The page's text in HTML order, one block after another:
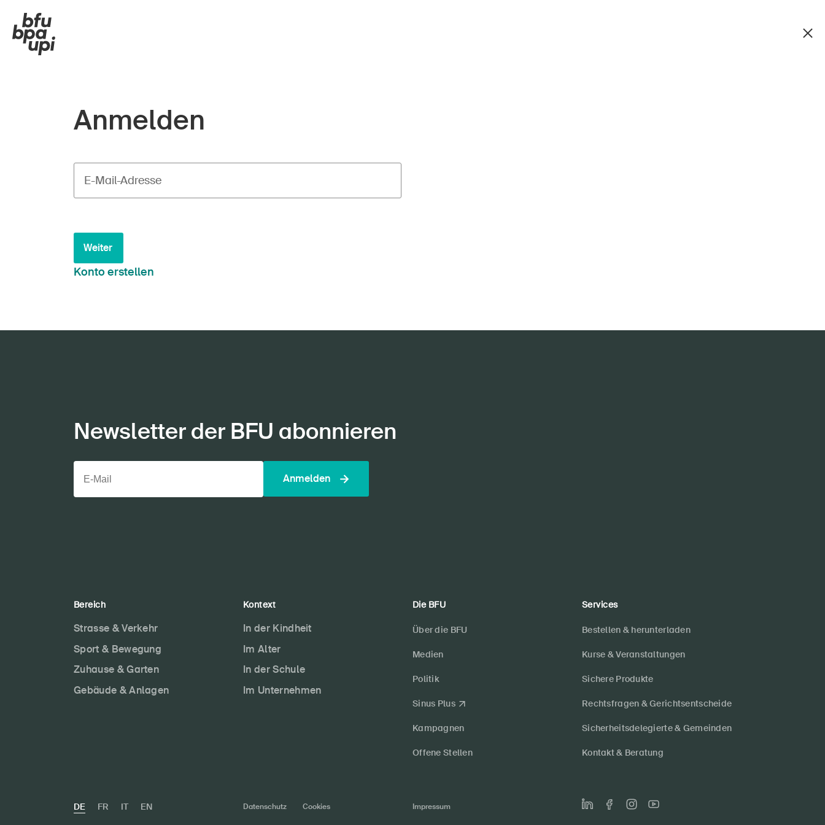
Anmelden
E-Mail-Adresse
Weiter
Konto erstellen
Newsletter der BFU abonnieren
Anmelden
Bereich
Strasse & Verkehr
Sport & Bewegung
Zuhause & Garten
Gebäude & Anlagen
Kontext
In der Kindheit
Im Alter
In der Schule
Im Unternehmen
Die BFU
Über die BFU
Medien
Politik
Sinus Plus
Kampagnen
Offene Stellen
Services
Bestellen & herunterladen
Kurse & Veranstaltungen
Sichere Produkte
Rechtsfragen & Gerichtsentscheide
Sicherheitsdelegierte & Gemeinden
Kontakt & Beratung
DE FR IT EN Datenschutz Cookies Impressum